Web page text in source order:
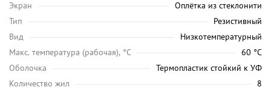
Экран
Оплётка из стеклонити
Тип
Резистивный
Вид
Низкотемпературный
Maкс. температура (рабочая), °C
60 °C
Оболочка
Термопластик стойкий к УФ
Количество жил
8